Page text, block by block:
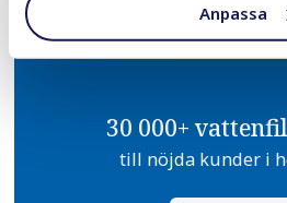
Anpassa
30 000+
till nöjda kunder i